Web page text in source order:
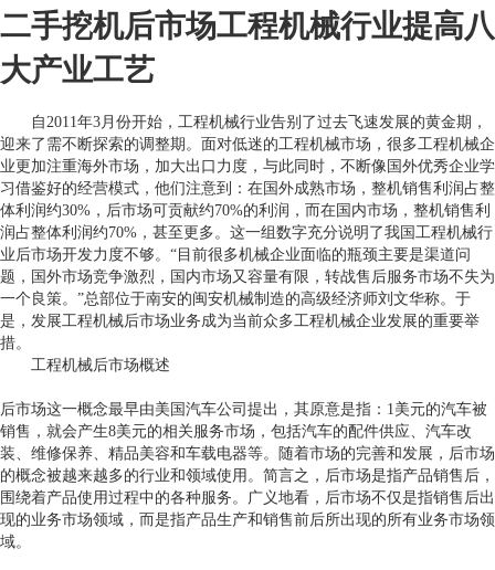
二手挖机后市场工程机械行业提高八
大产业工艺
自2011年3月份开始，工程机械行业告别了过去飞速发展的黄金期，
迎来了需不断探索的调整期。面对低迷的工程机械市场，很多工程机械企
业更加注重海外市场，加大出口力度，与此同时，不断像国外优秀企业学
习借鉴好的经营模式，他们注意到：在国外成熟市场，整机销售利润占整
体利润约30%，后市场可贡献约70%的利润，而在国内市场，整机销售利
润占整体利润约70%，甚至更多。这一组数字充分说明了我国工程机械行
业后市场开发力度不够。“目前很多机械企业面临的瓶颈主要是渠道问
题，国外市场竞争激烈，国内市场又容量有限，转战售后服务市场不失为
一个良策。”总部位于南安的闽安机械制造的高级经济师刘文华称。于
是，发展工程机械后市场业务成为当前众多工程机械企业发展的重要举
措。
工程机械后市场概述
后市场这一概念最早由美国汽车公司提出，其原意是指：1美元的汽车被
销售，就会产生8美元的相关服务市场，包括汽车的配件供应、汽车改
装、维修保养、精品美容和车载电器等。随着市场的完善和发展，后市场
的概念被越来越多的行业和领域使用。简言之，后市场是指产品销售后，
围绕着产品使用过程中的各种服务。广义地看，后市场不仅是指销售后出
现的业务市场领域，而是指产品生产和销售前后所出现的所有业务市场领
域。